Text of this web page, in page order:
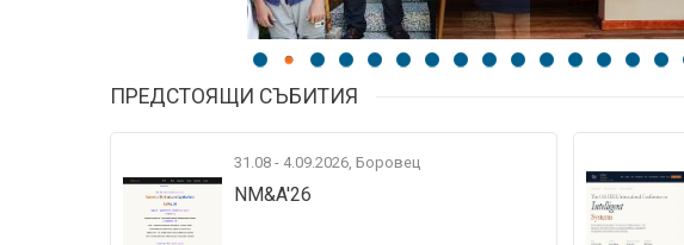
ПРЕДСТОЯЩИ СЪБИТИЯ
31.08 - 4.09.2026, Боровец
NM&A'26